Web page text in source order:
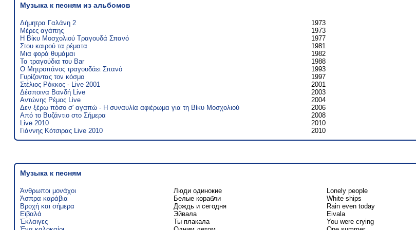
Музыка к песням из альбомов
Δήμητρα Γαλάνη 2
1973
Μέρες αγάπης
1973
Η Βίκυ Μοσχολιού Τραγουδά Σπανό
1977
Στου καιρού τα ρέματα
1981
Μια φορά θυμάμαι
1982
Τα τραγούδια του Bar
1988
Ο Μητροπάνος τραγουδάει Σπανό
1993
Γυρίζοντας τον κόσμο
1997
Στέλιος Ρόκκος - Live 2001
2001
Δέσποινα Βανδή Live
2003
Αντώνης Ρέμος Live
2004
Δεν ξέρω πόσο σ' αγαπώ - Η συναυλία αφιέρωμα για τη Βίκυ Μοσχολιού
2006
Από το Βυζάντιο στο Σήμερα
2008
Live 2010
2010
Γιάννης Κότσιρας Live 2010
2010
Музыка к песням
Άνθρωποι μονάχοι Люди одинокие
Lonely people
Άσπρα καράβια
Белые корабли
White ships
Βροχή και σήμερα
Дождь и сегодня
Rain even today
Εϊβαλά
Эйвала
Eivala
Έκλαιγες
Ты плакала
You were crying